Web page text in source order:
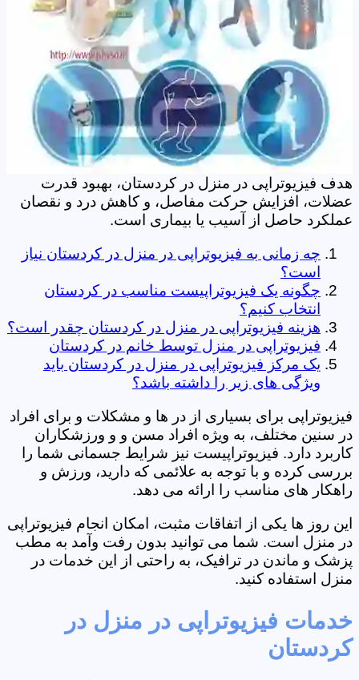
هدف فیزیوتراپی در منزل در کردستان، بهبود قدرت
عضلات، افزایش حرکت مفاصل، و کاهش درد و نقصان
عملکرد حاصل از آسیب یا بیماری است.
چه زمانی به فیزیوتراپی در منزل در کردستان نیاز
است؟
چگونه یک فیزیوتراپیست مناسب در کردستان
انتخاب کنیم؟
هزینه فیزیوتراپی در منزل در کردستان چقدر است؟
فیزیوتراپی در منزل توسط خانم در کردستان
یک مرکز فیزیوتراپی در منزل در کردستان باید
ویژگی های زیر را داشته باشد؟
فیزیوتراپی برای بسیاری از در ها و مشکلات و برای افراد
در سنین مختلف، به ویژه افراد مسن و و ورزشکاران
کاربرد دارد. فیزیوتراپیست نیز شرایط جسمانی شما را
بررسی کرده و با توجه به علائمی که دارید، ورزش و
راهکار های مناسب را ارائه می دهد.
این روز ها یکی از اتفاقات مثبت، امکان انجام فیزیوتراپی
در منزل است. شما می توانید بدون رفت وآمد به مطب
پزشک و ماندن در ترافیک، به راحتی از این خدمات در
منزل استفاده کنید.
خدمات فیزیوتراپی در منزل در
کردستان